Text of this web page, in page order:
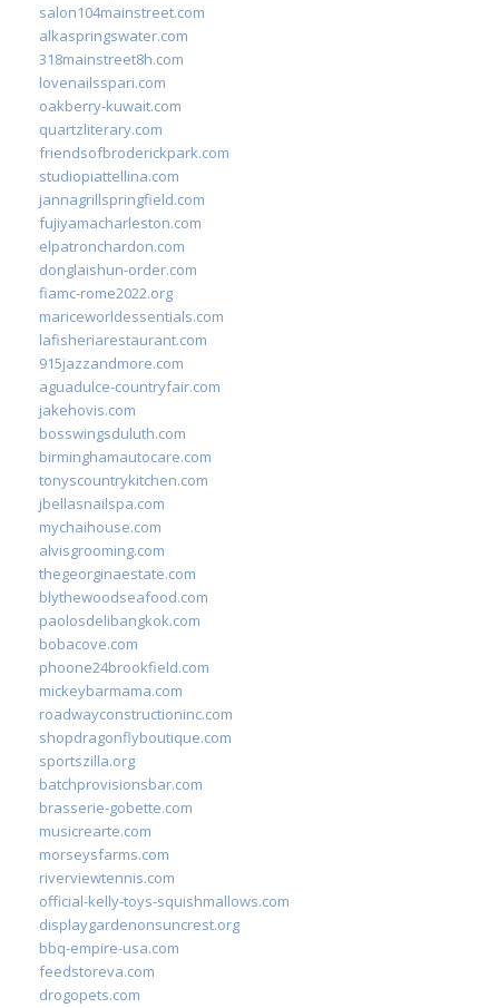
salon104mainstreet.com
alkaspringswater.com
318mainstreet8h.com
lovenailsspari.com
oakberry-kuwait.com
quartzliterary.com
friendsofbroderickpark.com
studiopiattellina.com
jannagrillspringfield.com
fujiyamacharleston.com
elpatronchardon.com
donglaishun-order.com
fiamc-rome2022.org
mariceworldessentials.com
lafisheriarestaurant.com
915jazzandmore.com
aguadulce-countryfair.com
jakehovis.com
bosswingsduluth.com
birminghamautocare.com
tonyscountrykitchen.com
jbellasnailspa.com
mychaihouse.com
alvisgrooming.com
thegeorginaestate.com
blythewoodseafood.com
paolosdelibangkok.com
bobacove.com
phoone24brookfield.com
mickeybarmama.com
roadwayconstructioninc.com
shopdragonflyboutique.com
sportszilla.org
batchprovisionsbar.com
brasserie-gobette.com
musicrearte.com
morseysfarms.com
riverviewtennis.com
official-kelly-toys-squishmallows.com
displaygardenonsuncrest.org
bbq-empire-usa.com
feedstoreva.com
drogopets.com